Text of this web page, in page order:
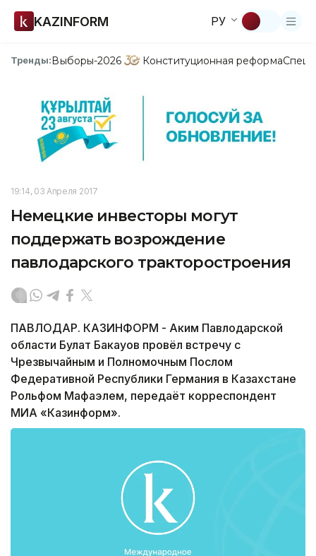
KAZINFORM РУ
Тренды:Выборы-2026 Конституционная реформа
19:14, 03 Апреля 2017
Немецкие инвесторы могут
поддержать возрождение
павлодарского тракторостроения
ПАВЛОДАР. КАЗИНФОРМ - Аким Павлодарской
области Булат Бакауов провёл встречу с
Чрезвычайным и Полномочным Послом
Федеративной Республики Германия в Казахстане
Рольфом Мафаэлем, передаёт корреспондент
МИА «Казинформ».